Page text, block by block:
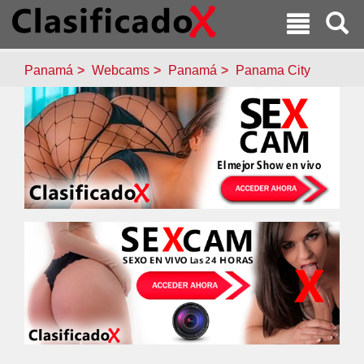
Panamá Webcams Panamá Panama City